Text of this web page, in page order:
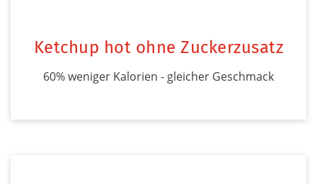
Ketchup hot ohne Zuckerzusatz
60% weniger Kalorien - gleicher Geschmack